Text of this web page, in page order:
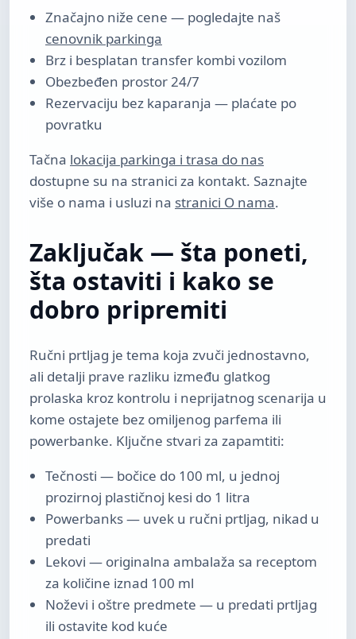
Značajno niže cene — pogledajte naš
cenovnik parkinga
Brz i besplatan transfer kombi vozilom
Obezbeđen prostor 24/7
Rezervaciju bez kaparanja — plaćate po
povratku
Tačna lokacija parkinga i trasa do nas
dostupne su na stranici za kontakt. Saznajte
više o nama i usluzi na stranici O nama.
Zaključak — šta poneti,
šta ostaviti i kako se
dobro pripremiti
Ručni prtljag je tema koja zvuči jednostavno,
ali detalji prave razliku između glatkog
prolaska kroz kontrolu i neprijatnog scenarija u
kome ostajete bez omiljenog parfema ili
powerbanke. Ključne stvari za zapamtiti:
Tečnosti — bočice do 100 ml, u jednoj
prozirnoj plastičnoj kesi do 1 litra
Powerbanks — uvek u ručni prtljag, nikad u
predati
Lekovi — originalna ambalaža sa receptom
za količine iznad 100 ml
Noževi i oštre predmete — u predati prtljag
ili ostavite kod kuće